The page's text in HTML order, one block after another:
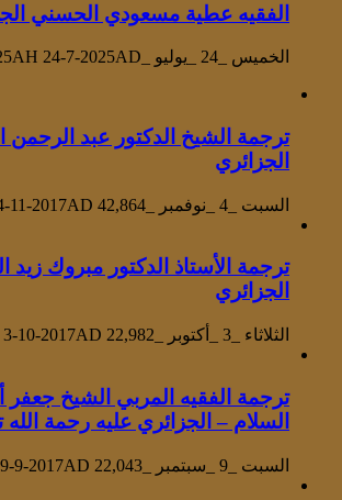
الفقيه عطية مسعودي الحسني
الخميس _24 _يوليو _2025AH 24-7-2025AD
ترجمة الشيخ الدكتور عبد الرحمن
الجزائري
السبت _4 _نوفمبر _2017AH 4-11-2017AD 42,864
ترجمة الأستاذ الدكتور مبروك زيد
الجزائري
الثلاثاء _3 _أكتوبر _2017AH 3-10-2017AD 22,982
ترجمة الفقيه المربي الشيخ جعفر
السلام – الجزائري عليه رحمة الله
السبت _9 _سبتمبر _2017AH 9-9-2017AD 22,043